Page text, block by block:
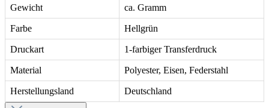
Gewicht ca. Gramm
Farbe Hellgrün
Druckart 1-farbiger Transferdruck
Material Polyester, Eisen, Federstahl
Herstellungsland Deutschland